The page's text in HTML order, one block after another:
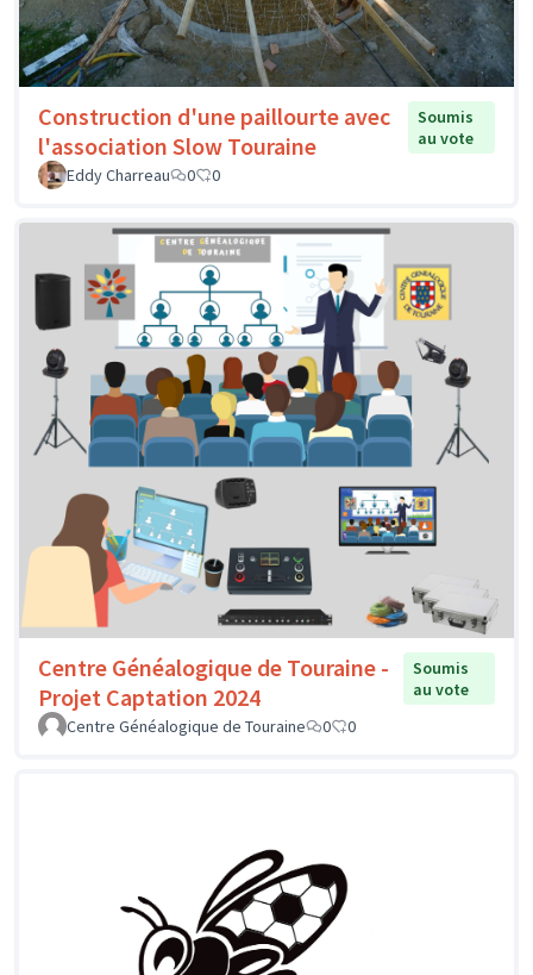
Construction d'une paillourte avec
l'association Slow Touraine
Soumis
au vote
Eddy Charreau
0 0
Centre Généalogique de Touraine -
Projet Captation 2024
Soumis
au vote
Centre Généalogique de Touraine
0 0